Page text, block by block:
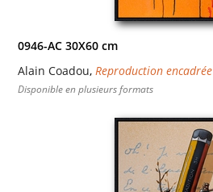
0946-AC 30X60 cm
Alain Coadou, Reproduction encadrée
Disponible en plusieurs formats